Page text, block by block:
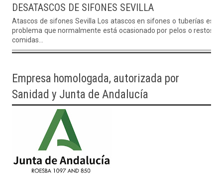
DESATASCOS DE SIFONES SEVILLA
Atascos de sifones Sevilla Los atascos en sifones o tuberías es un
problema que normalmente está ocasionado por pelos o restos de
comidas...
Empresa homologada, autorizada por
Sanidad y Junta de Andalucía